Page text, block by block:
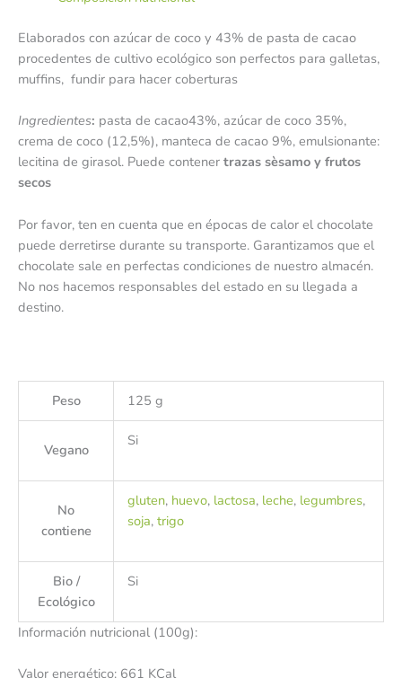
Elaborados con azúcar de coco y 43% de pasta de cacao
procedentes de cultivo ecológico son perfectos para galletas,
muffins, fundir para hacer coberturas
Ingredientes: pasta de cacao43%, azúcar de coco 35%,
crema de coco (12,5%), manteca de cacao 9%, emulsionante:
lecitina de girasol. Puede contener trazas sèsamo y frutos
secos
Por favor, ten en cuenta que en épocas de calor el chocolate
puede derretirse durante su transporte. Garantizamos que el
chocolate sale en perfectas condiciones de nuestro almacén.
No nos hacemos responsables del estado en su llegada a
destino.
Peso 125 g
Vegano
Si
No
contiene
gluten, huevo, lactosa, leche, legumbres,
soja, trigo
Bio /
Ecológico
Si
Información nutricional (100g):
Valor energético: 661 KCal